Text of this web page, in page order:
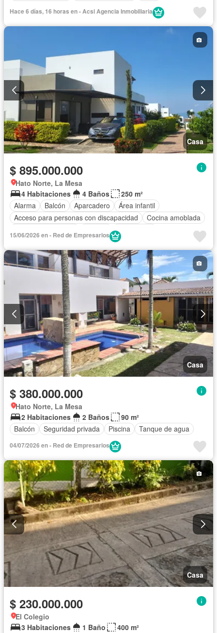
Hace 6 días, 16 horas en - Acsi Agencia Inmobiliaria
Casa
$ 895.000.000
Hato Norte, La Mesa
4 Habitaciones
4 Baños
250 m²
Alarma
Balcón Aparcadero
Área infantil
Acceso para personas con discapacidad
Cocina amoblada
Gas natural
Seguridad privada
Cuarto de servicio
Piscina
Terraza Tanque de agua
15/06/2026 en - Red de Empresarios
Casa
$ 380.000.000
Hato Norte, La Mesa
2 Habitaciones
2 Baños
90 m²
Balcón
Seguridad privada Piscina Tanque de agua
04/07/2026 en - Red de Empresarios
Casa
$ 230.000.000
El Colegio
3 Habitaciones
1 Baño
400 m²